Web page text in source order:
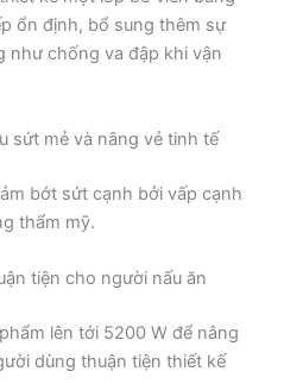
ổn định, bổ sung thêm sự
như chống va đập khi vận
sứt mẻ và nâng vẻ tinh tế
bớt sứt cạnh bởi vấp cạnh
thẩm mỹ.
tiện cho người nấu ăn
lên tới 5200 W để nâng
dùng thuận tiện thiết kế